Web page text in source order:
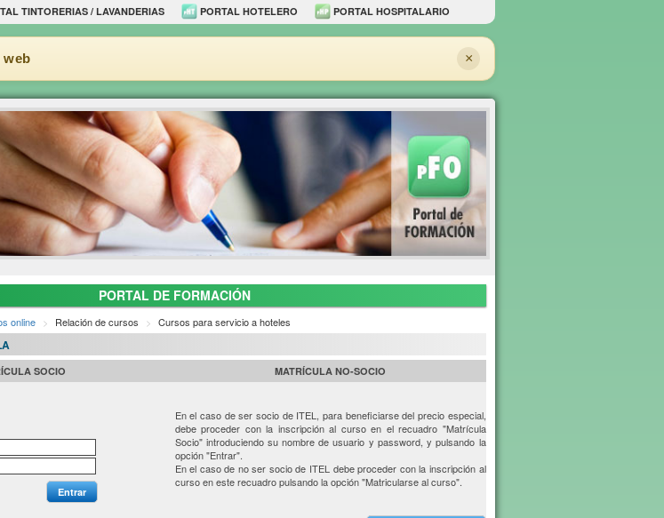
TINTORERIAS / LAVANDERIAS PORTAL HOTELERO PORTAL HOSPITALARIO
web ×
PORTAL DE FORMACIÓN
online Relación de cursos Cursos para servicio a hoteles
SOCIO MATRÍCULA NO-SOCIO
Entrar
En el caso de ser socio de ITEL, para beneficiarse del precio especial,
debe proceder con la inscripción al curso en el recuadro "Matrícula
Socio" introduciendo su nombre de usuario y password, y pulsando la
opción "Entrar".
En el caso de no ser socio de ITEL debe proceder con la inscripción al
curso en este recuadro pulsando la opción "Matricularse al curso".